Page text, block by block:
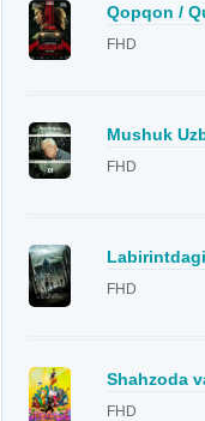
Qopqon /
FHD
Mushuk
FHD
FHD
Shahzoda
FHD